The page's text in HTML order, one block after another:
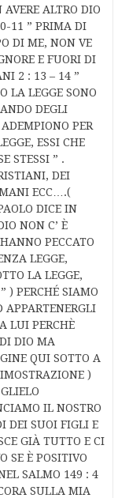
ALTRO DIO
11 ” PRIMA DI
DI ME, NON VE
E FUORI DI
2 : 13 – 14 ”
LA LEGGE SONO
DEGLI
PER
ESSI CHE
STESSI ” .
DEI
ECC….(
DICE IN
NON C’ È
PECCATO
LEGGE,
LA LEGGE,
) PERCHÉ SIAMO
LUI PERCHÈ
DIO MA
QUI SOTTO A
)
IL NOSTRO
DEI SUOI FIGLI E
GIÀ TUTTO E CI
SE È POSITIVO
SALMO 149 : 4
SULLA MIA